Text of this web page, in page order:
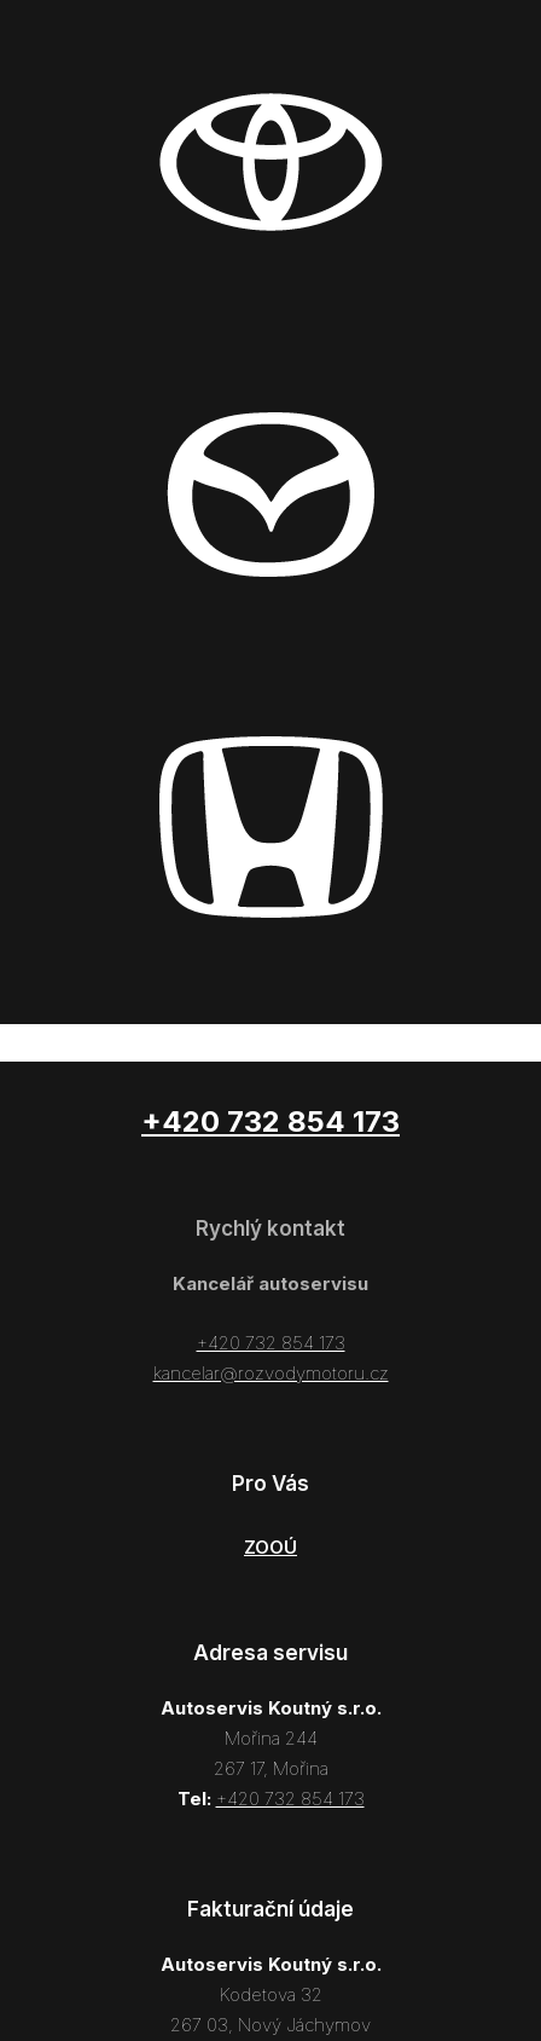
+420 732 854 173
Rychlý kontakt
Kancelář autoservisu
+420 732 854 173
kancelar@rozvodymotoru.cz
Pro Vás
ZOOÚ
Adresa servisu
Autoservis Koutný s.r.o.
Mořina 244
267 17, Mořina
Tel: +420 732 854 173
Fakturační údaje
Autoservis Koutný s.r.o.
Kodetova 32
267 03, Nový Jáchymov